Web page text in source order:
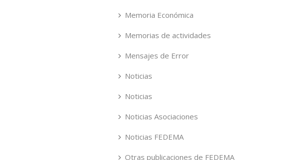
Memoria Económica
Memorias de actividades
Mensajes de Error
Noticias
Noticias
Noticias Asociaciones
Noticias FEDEMA
Otras publicaciones de FEDEMA